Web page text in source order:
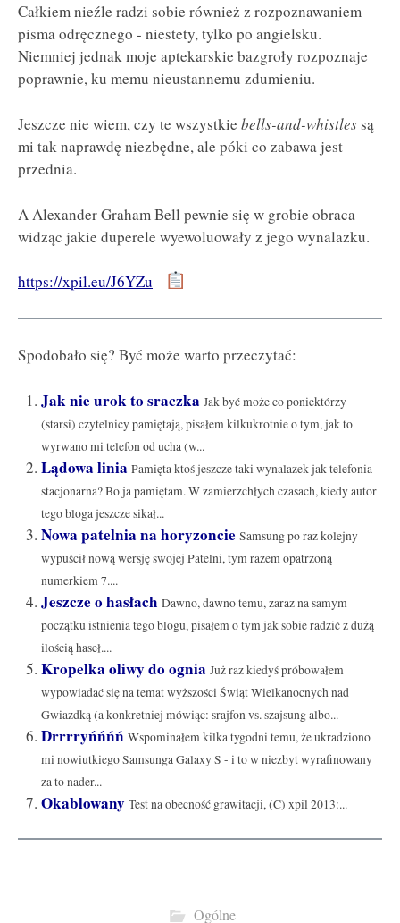
Całkiem nieźle radzi sobie również z rozpoznawaniem
pisma odręcznego - niestety, tylko po angielsku.
Niemniej jednak moje aptekarskie bazgroły rozpoznaje
poprawnie, ku memu nieustannemu zdumieniu.
Jeszcze nie wiem, czy te wszystkie bells-and-whistles są
mi tak naprawdę niezbędne, ale póki co zabawa jest
przednia.
A Alexander Graham Bell pewnie się w grobie obraca
widząc jakie duperele wyewoluowały z jego wynalazku.
https://xpil.eu/J6YZu
Spodobało się? Być może warto przeczytać:
Jak nie urok to sraczka Jak być może co poniektórzy
(starsi) czytelnicy pamiętają, pisałem kilkukrotnie o tym, jak to
wyrwano mi telefon od ucha (w...
Lądowa linia Pamięta ktoś jeszcze taki wynalazek jak telefonia
stacjonarna? Bo ja pamiętam. W zamierzchłych czasach, kiedy autor
tego bloga jeszcze sikał...
Nowa patelnia na horyzoncie Samsung po raz kolejny
wypuścił nową wersję swojej Patelni, tym razem opatrzoną
numerkiem 7....
Jeszcze o hasłach Dawno, dawno temu, zaraz na samym
początku istnienia tego blogu, pisałem o tym jak sobie radzić z dużą
ilością haseł....
Kropelka oliwy do ognia Już raz kiedyś próbowałem
wypowiadać się na temat wyższości Świąt Wielkanocnych nad
Gwiazdką (a konkretniej mówiąc: srajfon vs. szajsung albo...
Drrrryńńńń Wspominałem kilka tygodni temu, że ukradziono
mi nowiutkiego Samsunga Galaxy S - i to w niezbyt wyrafinowany
za to nader...
Okablowany Test na obecność grawitacji, (C) xpil 2013:...
Ogólne